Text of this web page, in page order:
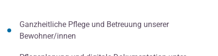
Ganzheitliche Pflege und Betreuung unserer
Bewohner/innen